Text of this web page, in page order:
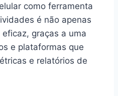
como ferramenta
é não apenas
graças a uma
e plataformas que
e relatórios de